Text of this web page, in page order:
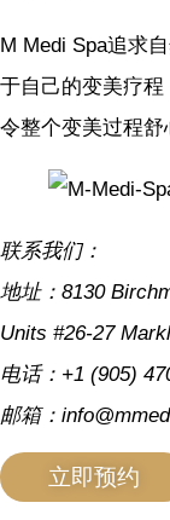
M Medi Spa追求
于自己的变美疗
令整个变美过程舒
联系我们：
地址：8130
Units #26-27
电话：+1 (905)
邮箱：
立即预约